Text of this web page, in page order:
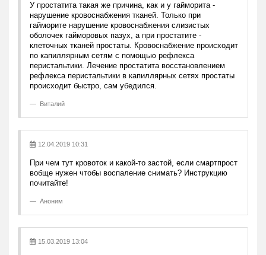
У простатита такая же причина, как и у гайморита -
нарушение кровоснабжения тканей. Только при
гайморите нарушение кровоснабжения слизистых
оболочек гайморовых пазух, а при простатите -
клеточных тканей простаты. Кровоснабжение происходит
по капиллярным сетям с помощью рефлекса
перистальтики. Лечение простатита восстановлением
рефлекса перистальтики в капиллярных сетях простаты
происходит быстро, сам убедился.
Виталий
12.04.2019 10:31
При чем тут кровоток и какой-то застой, если смартпрост
вобще нужен чтобы воспаление снимать? Инструкцию
почитайте!
Аноним
15.03.2019 13:04